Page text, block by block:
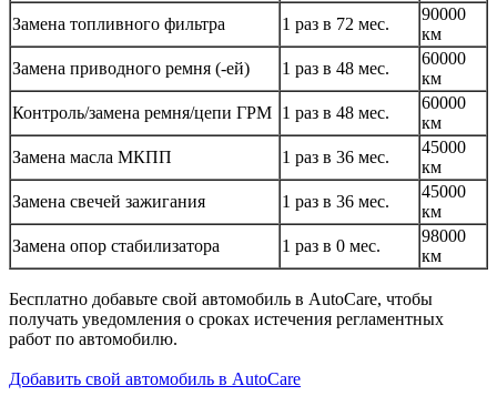
Замена топливного фильтра
1 раз в 72 мес.
90000
км
Замена приводного ремня (-ей)
1 раз в 48 мес.
60000
км
Контроль/замена ремня/цепи ГРМ 1 раз в 48 мес.
60000
км
Замена масла МКПП
1 раз в 36 мес.
45000
км
Замена свечей зажигания
1 раз в 36 мес.
45000
км
Замена опор стабилизатора
1 раз в 0 мес.
98000
км
Бесплатно добавьте свой автомобиль в AutoCare, чтобы
получать уведомления о сроках истечения регламентных
работ по автомобилю.
Добавить свой автомобиль в AutoCare